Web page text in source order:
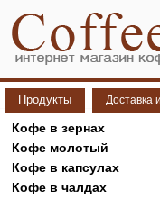
Продукты Доставка
Кофе в зернах
Кофе молотый
Кофе в капсулах
Кофе в чалдах